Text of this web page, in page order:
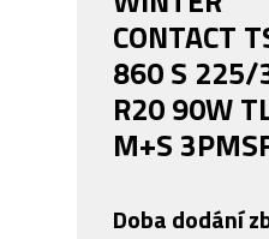
CONTACT
860 S 225/
R20 90W
M+S
Doba dodání